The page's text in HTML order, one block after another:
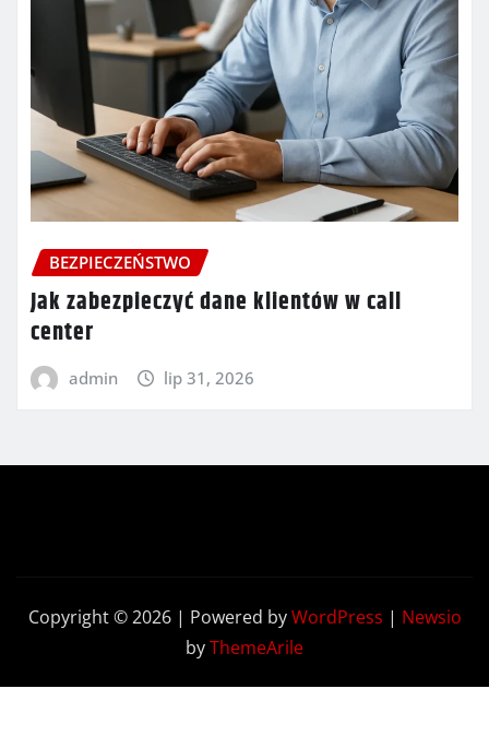
BEZPIECZEŃSTWO
Jak zabezpieczyć dane klientów w call
center
admin lip 31, 2026
Copyright © 2026 | Powered byWordPress | Newsio
byThemeArile